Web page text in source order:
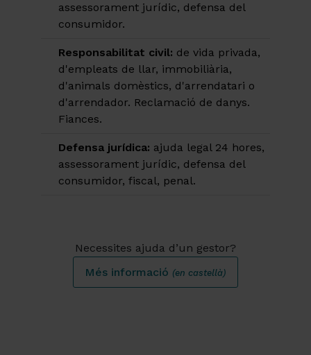
assessorament jurídic, defensa del
consumidor.
Responsabilitat civil: de vida privada,
d'empleats de llar, immobiliària,
d'animals domèstics, d'arrendatari o
d'arrendador. Reclamació de danys.
Fiances.
Defensa jurídica: ajuda legal 24 hores,
assessorament jurídic, defensa del
consumidor, fiscal, penal.
Necessites ajuda d’un gestor?
Més informació (en castellà)